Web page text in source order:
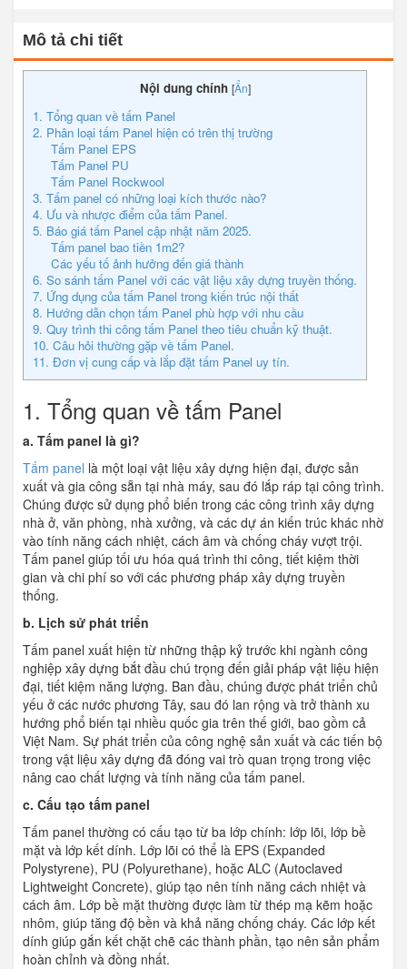
Mô tả chi tiết
Nội dung chính [Ẩn]
1. Tổng quan về tấm Panel
2. Phân loại tấm Panel hiện có trên thị trường
Tấm Panel EPS
Tấm Panel PU
Tấm Panel Rockwool
3. Tấm panel có những loại kích thước nào?
4. Ưu và nhược điểm của tấm Panel.
5. Báo giá tấm Panel cập nhật năm 2025.
Tấm panel bao tiền 1m2?
Các yếu tố ảnh hưởng đến giá thành
6. So sánh tấm Panel với các vật liệu xây dựng truyền thống.
7. Ứng dụng của tấm Panel trong kiến trúc nội thất
8. Hướng dẫn chọn tấm Panel phù hợp với nhu cầu
9. Quy trình thi công tấm Panel theo tiêu chuẩn kỹ thuật.
10. Câu hỏi thường gặp về tấm Panel.
11. Đơn vị cung cấp và lắp đặt tấm Panel uy tín.
1. Tổng quan về tấm Panel
a. Tấm panel là gì?
Tấm panel là một loại vật liệu xây dựng hiện đại, được sản
xuất và gia công sẵn tại nhà máy, sau đó lắp ráp tại công trình.
Chúng được sử dụng phổ biến trong các công trình xây dựng
nhà ở, văn phòng, nhà xưởng, và các dự án kiến trúc khác nhờ
vào tính năng cách nhiệt, cách âm và chống cháy vượt trội.
Tấm panel giúp tối ưu hóa quá trình thi công, tiết kiệm thời
gian và chi phí so với các phương pháp xây dựng truyền
thống.
b. Lịch sử phát triển
Tấm panel xuất hiện từ những thập kỷ trước khi ngành công
nghiệp xây dựng bắt đầu chú trọng đến giải pháp vật liệu hiện
đại, tiết kiệm năng lượng. Ban đầu, chúng được phát triển chủ
yếu ở các nước phương Tây, sau đó lan rộng và trở thành xu
hướng phổ biến tại nhiều quốc gia trên thế giới, bao gồm cả
Việt Nam. Sự phát triển của công nghệ sản xuất và các tiến bộ
trong vật liệu xây dựng đã đóng vai trò quan trọng trong việc
nâng cao chất lượng và tính năng của tấm panel.
c. Cấu tạo tấm panel
Tấm panel thường có cấu tạo từ ba lớp chính: lớp lõi, lớp bề
mặt và lớp kết dính. Lớp lõi có thể là EPS (Expanded
Polystyrene), PU (Polyurethane), hoặc ALC (Autoclaved
Lightweight Concrete), giúp tạo nên tính năng cách nhiệt và
cách âm. Lớp bề mặt thường được làm từ thép mạ kẽm hoặc
nhôm, giúp tăng độ bền và khả năng chống cháy. Các lớp kết
dính giúp gắn kết chặt chẽ các thành phần, tạo nên sản phẩm
hoàn chỉnh và đồng nhất.